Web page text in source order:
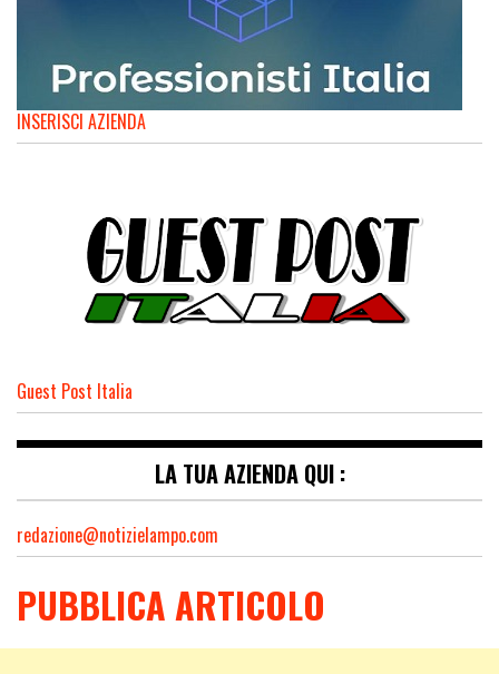
INSERISCI AZIENDA
Guest Post Italia
LA TUA AZIENDA QUI :
redazione@notizielampo.com
PUBBLICA ARTICOLO